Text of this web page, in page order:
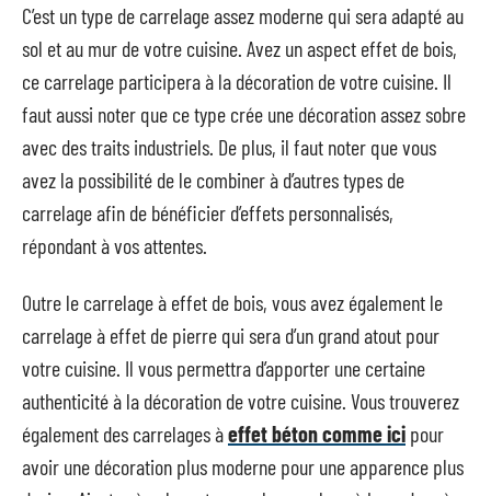
C’est un type de carrelage assez moderne qui sera adapté au
sol et au mur de votre cuisine. Avez un aspect effet de bois,
ce carrelage participera à la décoration de votre cuisine. Il
faut aussi noter que ce type crée une décoration assez sobre
avec des traits industriels. De plus, il faut noter que vous
avez la possibilité de le combiner à d’autres types de
carrelage afin de bénéficier d’effets personnalisés,
répondant à vos attentes.
Outre le carrelage à effet de bois, vous avez également le
carrelage à effet de pierre qui sera d’un grand atout pour
votre cuisine. Il vous permettra d’apporter une certaine
authenticité à la décoration de votre cuisine. Vous trouverez
également des carrelages àeffet béton comme ici pour
avoir une décoration plus moderne pour une apparence plus